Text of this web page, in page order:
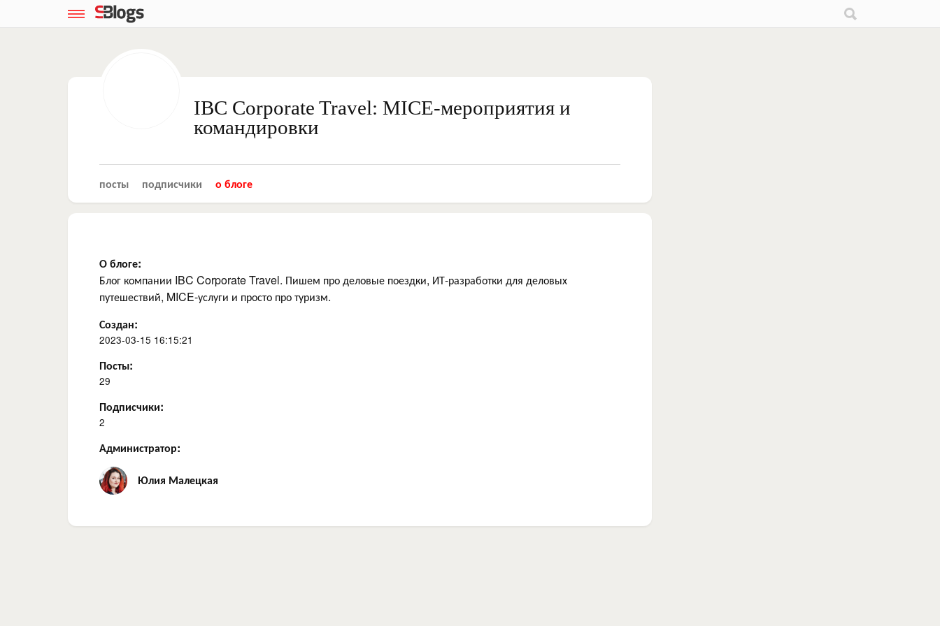
IBC Corporate Travel: MICE-мероприятия и
командировки
посты подписчики о блоге
О блоге:
Блог компании IBC Corporate Travel. Пишем про деловые поездки, ИТ-разработки для деловых
путешествий, MICE-услуги и просто про туризм.
Создан:
2023-03-15 16:15:21
Посты:
29
Подписчики:
2
Администратор:
Юлия Малецкая